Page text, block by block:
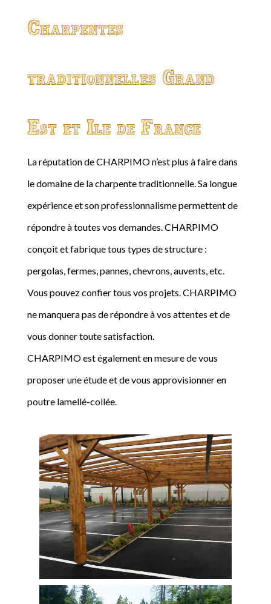
Charpentes
traditionnelles Grand
Est et Ile de France
La réputation de CHARPIMO n’est plus à faire dans
le domaine de la charpente traditionnelle. Sa longue
expérience et son professionnalisme permettent de
répondre à toutes vos demandes. CHARPIMO
conçoit et fabrique tous types de structure :
pergolas, fermes, pannes, chevrons, auvents, etc.
Vous pouvez confier tous vos projets. CHARPIMO
ne manquera pas de répondre à vos attentes et de
vous donner toute satisfaction.
CHARPIMO est également en mesure de vous
proposer une étude et de vous approvisionner en
poutre lamellé-collée.